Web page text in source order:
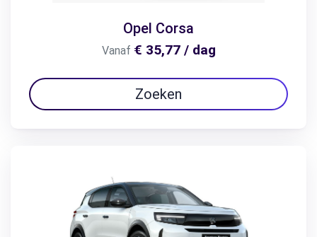
Opel Corsa
Vanaf € 35,77 / dag
Zoeken